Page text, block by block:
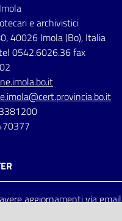
e archivistici
40026 Imola (Bo), Italia
0542.6026.36 fax
aggiornamenti via email